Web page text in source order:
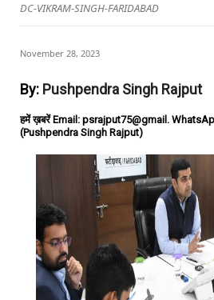
DC-VIKRAM-SINGH-FARIDABAD
November 28, 2023
By: Pushpendra Singh Rajput
हमें ख़बरें Email: psrajput75@gmail.
(Pushpendra Singh Rajput)